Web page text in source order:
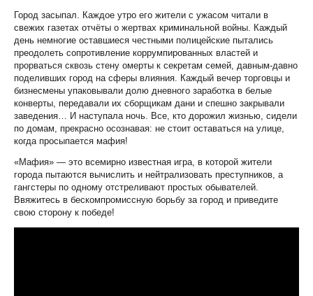
Город засыпал. Каждое утро его жители с ужасом читали в
свежих газетах отчёты о жертвах криминальной войны. Каждый
день немногие оставшиеся честными полицейские пытались
преодолеть сопротивление коррумпированных властей и
прорваться сквозь стену омерты к секретам семей, давным-давно
поделивших город на сферы влияния. Каждый вечер торговцы и
бизнесмены упаковывали долю дневного заработка в белые
конверты, передавали их сборщикам дани и спешно закрывали
заведения… И наступала ночь. Все, кто дорожил жизнью, сидели
по домам, прекрасно осознавая: не стоит оставаться на улице,
когда просыпается мафия!
«Мафия» — это всемирно известная игра, в которой жители
города пытаются вычислить и нейтрализовать преступников, а
гангстеры по одному отстреливают простых обывателей.
Ввяжитесь в бескомпромиссную борьбу за город и приведите
свою сторону к победе!